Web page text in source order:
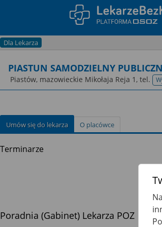
Dla Lekarza
PIASTUN SAMODZIELNY
Piastów, mazowieckie Mikołaja Reja 1, tel.
Umów się do lekarza O placówce
Terminarze
Poradnia (gabinet) Lekarza POZ